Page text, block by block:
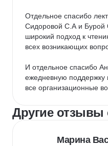
Отдельное спасибо
Сидоровой С.А и Бурой
широкий подход к
всех возникающих
И отдельное спасибо
ежедневную поддержку
все организационные
Другие отзывы
Марина